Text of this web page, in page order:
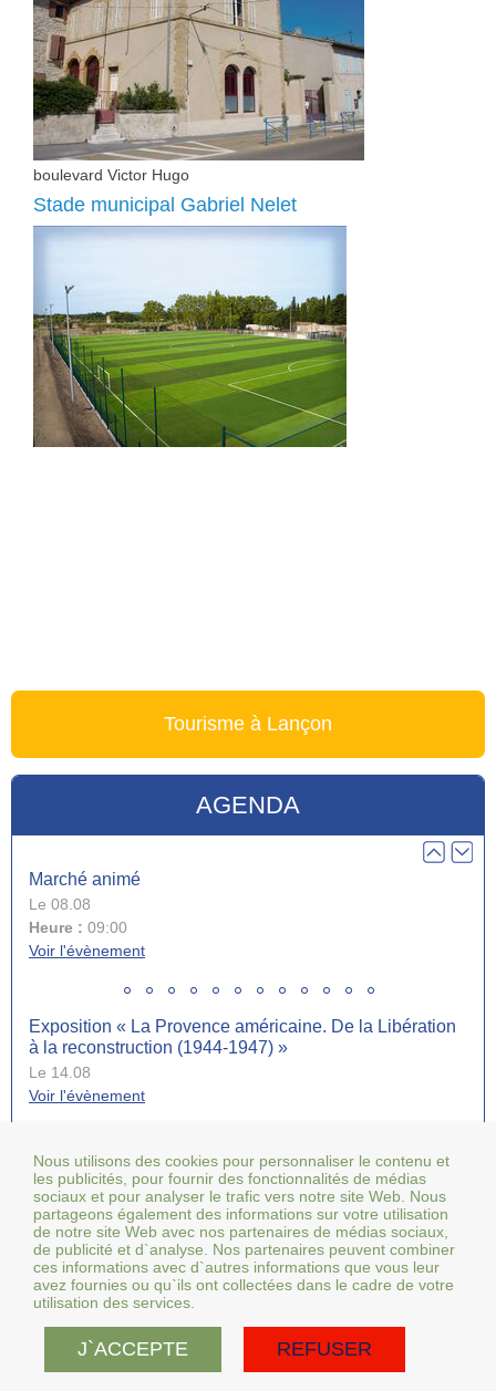
boulevard Victor Hugo
Stade municipal Gabriel Nelet
Tourisme à Lançon
AGENDA
Réunion d’information mutuelle AXA
Le 13.10
Heure :18:00
Marché animé
Le 08.08
Heure : 09:00
Voir l'évènement
Exposition « La Provence américaine. De la Libération
à la reconstruction (1944-1947) »
Le 14.08
Voir l'évènement
Collecte de sang jeudi 20 août de 15h à 19h30
Le 20.08
Heure :15:00
Voir l'évènement
Le 21.08
Nous utilisons des cookies pour personnaliser le contenu et
les publicités, pour fournir des fonctionnalités de médias
sociaux et pour analyser le trafic vers notre site Web. Nous
partageons également des informations sur votre utilisation
de notre site Web avec nos partenaires de médias sociaux,
de publicité et d`analyse. Nos partenaires peuvent combiner
ces informations avec d`autres informations que vous leur
avez fournies ou qu`ils ont collectées dans le cadre de votre
utilisation des services.
REFUSER
J`ACCEPTE